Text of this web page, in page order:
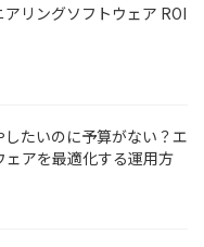
リングソフトウェア ROI
たいのに予算がない？エ
ェアを最適化する運用方